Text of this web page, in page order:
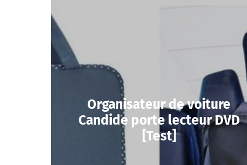
Organisateur de voiture
Candide porte lecteur DVD
[Test]